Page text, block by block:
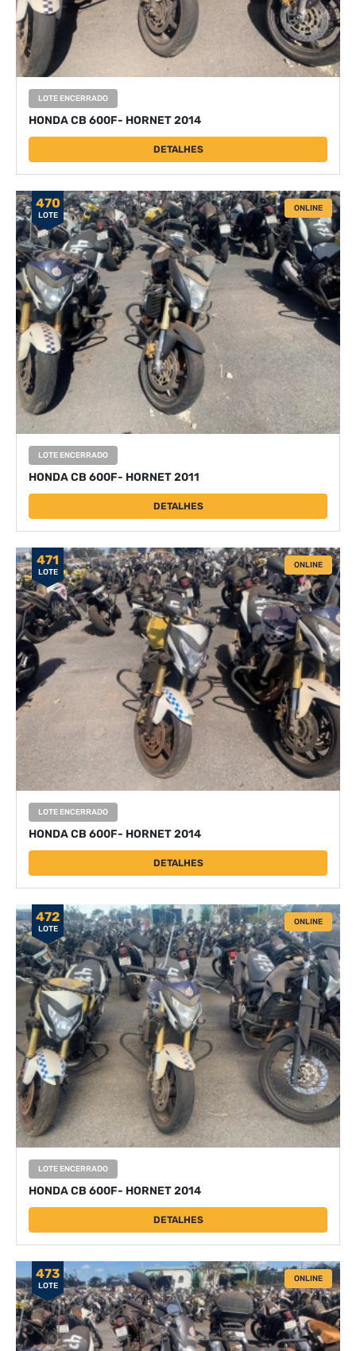
LOTE ENCERRADO
HONDA CB 600F- HORNET 2014
DETALHES
470
LOTE
ONLINE
LOTE ENCERRADO
HONDA CB 600F- HORNET 2011
DETALHES
471
LOTE
ONLINE
LOTE ENCERRADO
HONDA CB 600F- HORNET 2014
DETALHES
472
LOTE
ONLINE
LOTE ENCERRADO
HONDA CB 600F- HORNET 2014
DETALHES
473
LOTE
ONLINE